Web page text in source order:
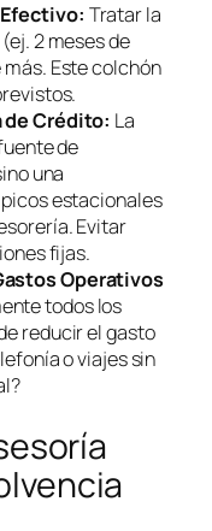
Tratar la
2 meses de
Este colchón
de Crédito: La
de
una
estacionales
Evitar
fijas.
Operativos
todos los
reducir el gasto
o viajes sin